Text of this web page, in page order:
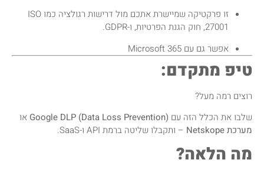
זו פרקטיקה שמיישרת אתכם מול דרישות רגולציה כמו ISO
27001, חוק הגנת הפרטיות, ו-GDPR.
אפשר גם עם Microsoft 365
טיפ מתקדם:
רוצים רמה מעל?
שלבו את הכלל הזה עם Google DLP (Data Loss Prevention) או
מערכת Netskope
– ותקבלו שליטה ברמת API ו-SaaS.
מה הלאה?